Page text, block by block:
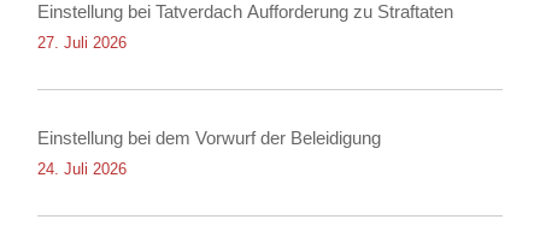
Einstellung bei Tatverdach Aufforderung zu Straftaten
27. Juli 2026
Einstellung bei dem Vorwurf der Beleidigung
24. Juli 2026